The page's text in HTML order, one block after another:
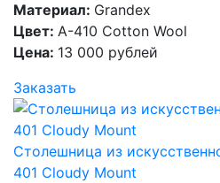
Материал: Grandex
Цвет: A-410 Cotton Wool
Цена: 13 000 рублей
Заказать
Столешница из
401 Cloudy Mount